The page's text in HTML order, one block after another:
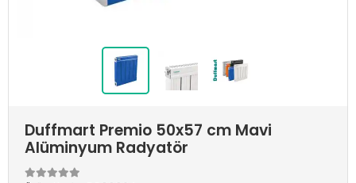
Duffmart Premio 50x57 cm Mavi
Alüminyum Radyatör